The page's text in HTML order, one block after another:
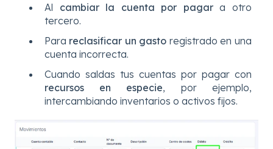
Al cambiar la cuenta por pagara otro
tercero.
Para reclasificar un gasto registrado en una
cuenta incorrecta.
Cuando saldas tus cuentas por pagar con
recursos en especie, por ejemplo,
intercambiando inventarios o activos fijos.